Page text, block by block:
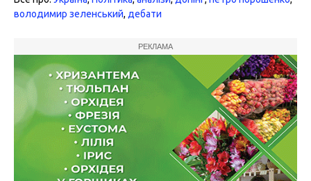
володимир зеленський, дебати
РЕКЛАМА